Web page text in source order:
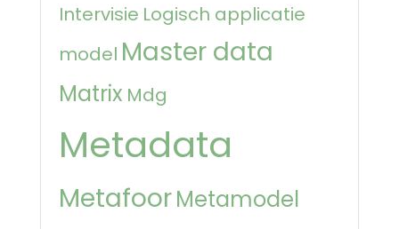
Intervisie Logisch applicatie
model Master data
Matrix Mdg
Metadata
MetafoorMetamodel